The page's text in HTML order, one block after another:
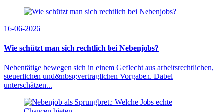
16-06-2026
Wie schützt man sich rechtlich bei Nebenjobs?
Nebentätige bewegen sich in einem Geflecht aus arbeitsrechtlichen,
steuerlichen und&nbsp;vertraglichen Vorgaben. Dabei
unterschätzen...